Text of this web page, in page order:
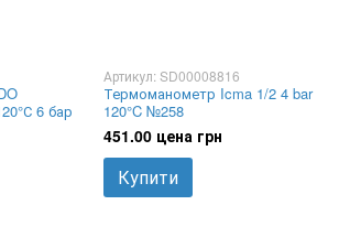
6 бар
Артикул: SD00008816
Термоманометр Icma 1/2 4 bar
120°C №258
451.00 цена грн
Купити